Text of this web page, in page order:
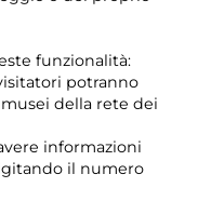
funzionalità:
potranno
della rete dei
informazioni
il numero